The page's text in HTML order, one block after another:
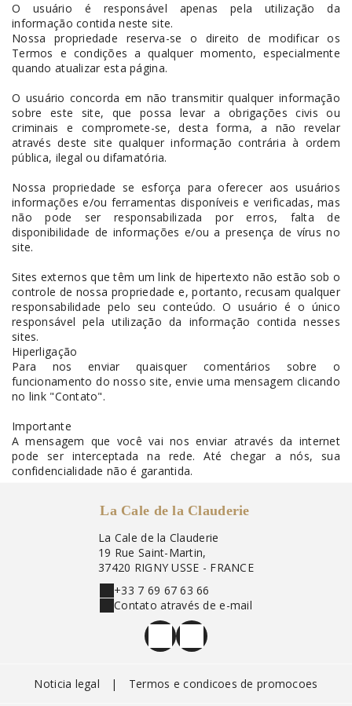
O usuário é responsável apenas pela utilização da
informação contida neste site.
Nossa propriedade reserva-se o direito de modificar os
Termos e condições a qualquer momento, especialmente
quando atualizar esta página.
O usuário concorda em não transmitir qualquer informação
sobre este site, que possa levar a obrigações civis ou
criminais e compromete-se, desta forma, a não revelar
através deste site qualquer informação contrária à ordem
pública, ilegal ou difamatória.
Nossa propriedade se esforça para oferecer aos usuários
informações e/ou ferramentas disponíveis e verificadas, mas
não pode ser responsabilizada por erros, falta de
disponibilidade de informações e/ou a presença de vírus no
site.
Sites externos que têm um link de hipertexto não estão sob o
controle de nossa propriedade e, portanto, recusam qualquer
responsabilidade pelo seu conteúdo. O usuário é o único
responsável pela utilização da informação contida nesses
sites.
Hiperligação
Para nos enviar quaisquer comentários sobre o
funcionamento do nosso site, envie uma mensagem clicando
no link "Contato".
Importante
A mensagem que você vai nos enviar através da internet
pode ser interceptada na rede. Até chegar a nós, sua
confidencialidade não é garantida.
La Cale de la Clauderie
La Cale de la Clauderie
19 Rue Saint-Martin,
37420 RIGNY USSE - FRANCE
+33 7 69 67 63 66
Contato através de e-mail
Noticia legal | Termos e condicoes de promocoes